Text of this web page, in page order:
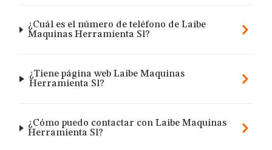
¿Cuál es el número de teléfono de Laibe
Maquinas Herramienta Sl?
¿Tiene página web Laibe Maquinas
Herramienta Sl?
¿Cómo puedo contactar con Laibe Maquinas
Herramienta Sl?